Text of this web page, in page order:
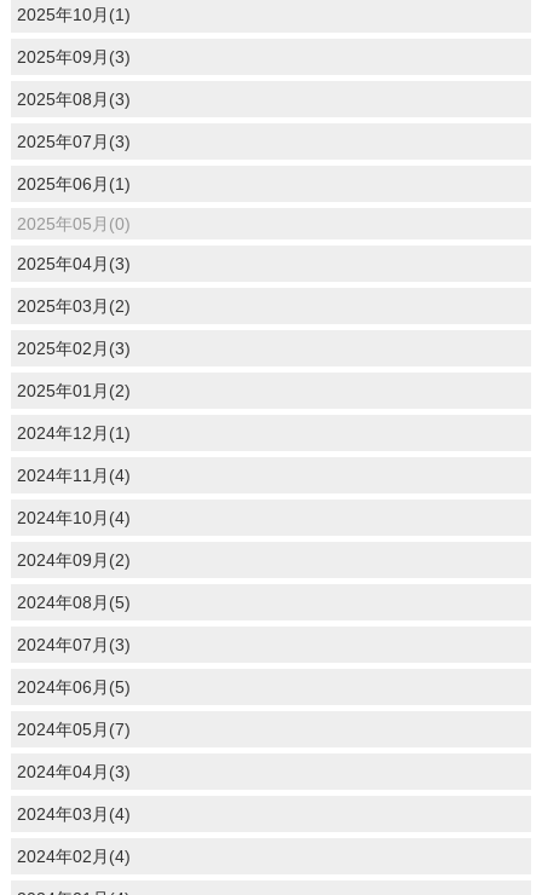
2025年10月(1)
2025年09月(3)
2025年08月(3)
2025年07月(3)
2025年06月(1)
2025年05月(0)
2025年04月(3)
2025年03月(2)
2025年02月(3)
2025年01月(2)
2024年12月(1)
2024年11月(4)
2024年10月(4)
2024年09月(2)
2024年08月(5)
2024年07月(3)
2024年06月(5)
2024年05月(7)
2024年04月(3)
2024年03月(4)
2024年02月(4)